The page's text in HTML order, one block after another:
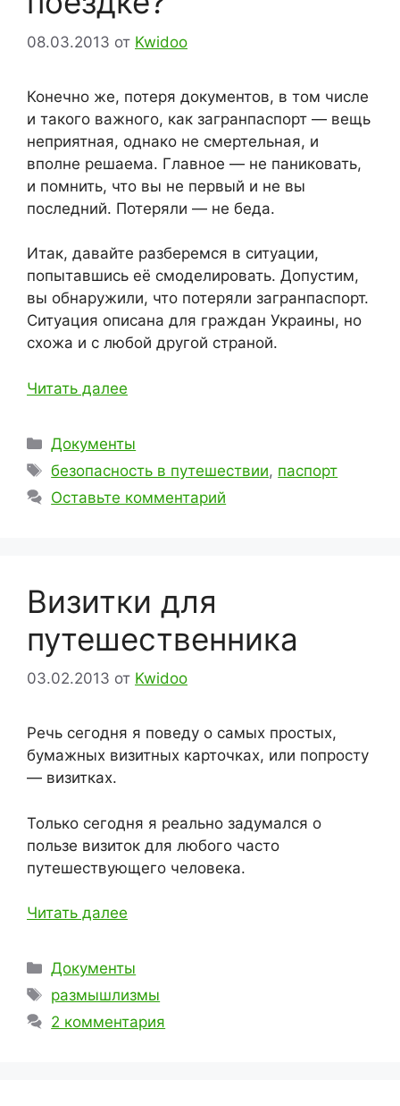
08.03.2013 от Kwidoo
Конечно же, потеря документов, в том числе
и такого важного, как загранпаспорт — вещь
неприятная, однако не смертельная, и
вполне решаема. Главное — не паниковать,
и помнить, что вы не первый и не вы
последний. Потеряли — не беда.
Итак, давайте разберемся в ситуации,
попытавшись её смоделировать. Допустим,
вы обнаружили, что потеряли загранпаспорт.
Ситуация описана для граждан Украины, но
схожа и с любой другой страной.
Читать далее
Рубрики
Документы
Метки
безопасность в путешествии, паспорт
Оставьте комментарий
Визитки для
путешественника
03.02.2013 от Kwidoo
Речь сегодня я поведу о самых простых,
бумажных визитных карточках, или попросту
— визитках.
Только сегодня я реально задумался о
пользе визиток для любого часто
путешествующего человека.
Читать далее
Рубрики
Документы
Метки
размышлизмы
2 комментария